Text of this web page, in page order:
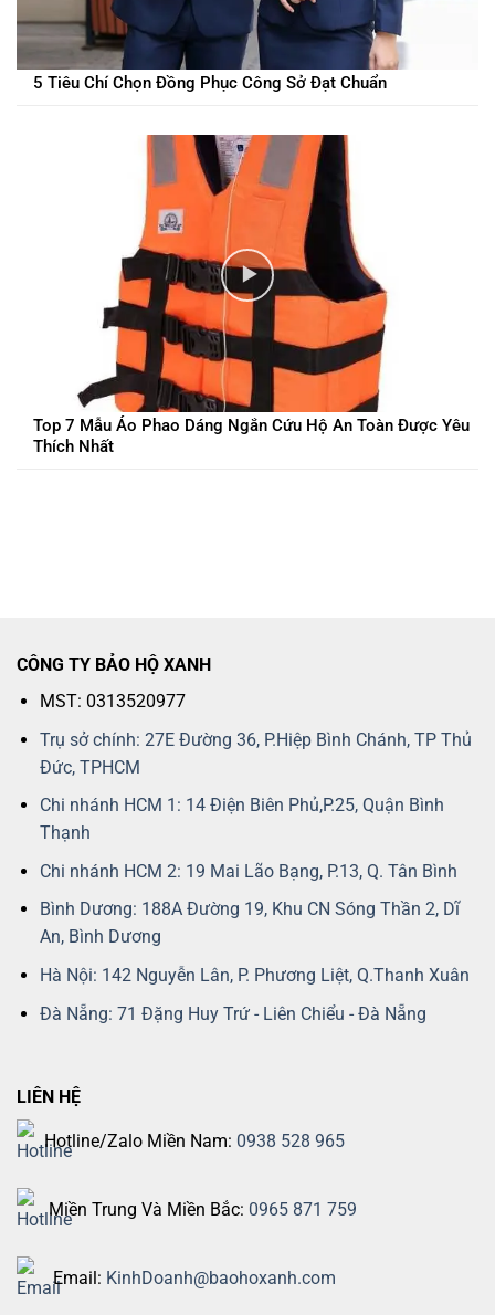
5 Tiêu Chí Chọn Đồng Phục Công Sở Đạt Chuẩn
Top 7 Mẫu Áo Phao Dáng Ngắn Cứu Hộ An Toàn Được Yêu
Thích Nhất
CÔNG TY BẢO HỘ XANH
MST: 0313520977
Trụ sở chính: 27E Đường 36, P.Hiệp Bình Chánh, TP Thủ
Đức, TPHCM
Chi nhánh HCM 1: 14 Điện Biên Phủ,P.25, Quận Bình
Thạnh
Chi nhánh HCM 2: 19 Mai Lão Bạng, P.13, Q. Tân Bình
Bình Dương: 188A Đường 19, Khu CN Sóng Thần 2, Dĩ
An, Bình Dương
Hà Nội: 142 Nguyễn Lân, P. Phương Liệt, Q.Thanh Xuân
Đà Nẵng: 71 Đặng Huy Trứ - Liên Chiểu - Đà Nẵng
LIÊN HỆ
Hotline/Zalo Miền Nam: 0938 528 965
Miền Trung Và Miền Bắc: 0965 871 759
Email: KinhDoanh@baohoxanh.com